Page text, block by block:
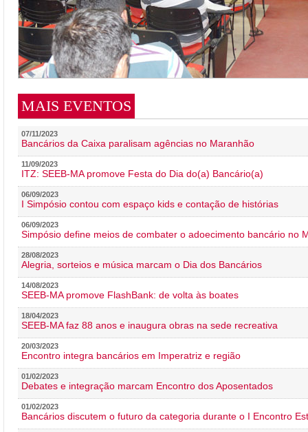
MAIS EVENTOS
07/11/2023
Bancários da Caixa paralisam agências no Maranhão
11/09/2023
ITZ: SEEB-MA promove Festa do Dia do(a) Bancário(a)
06/09/2023
I Simpósio contou com espaço kids e contação de histórias
06/09/2023
Simpósio define meios de combater o adoecimento bancário no
28/08/2023
Alegria, sorteios e música marcam o Dia dos Bancários
14/08/2023
SEEB-MA promove FlashBank: de volta às boates
18/04/2023
SEEB-MA faz 88 anos e inaugura obras na sede recreativa
20/03/2023
Encontro integra bancários em Imperatriz e região
01/02/2023
Debates e integração marcam Encontro dos Aposentados
01/02/2023
Bancários discutem o futuro da categoria durante o I Encontro